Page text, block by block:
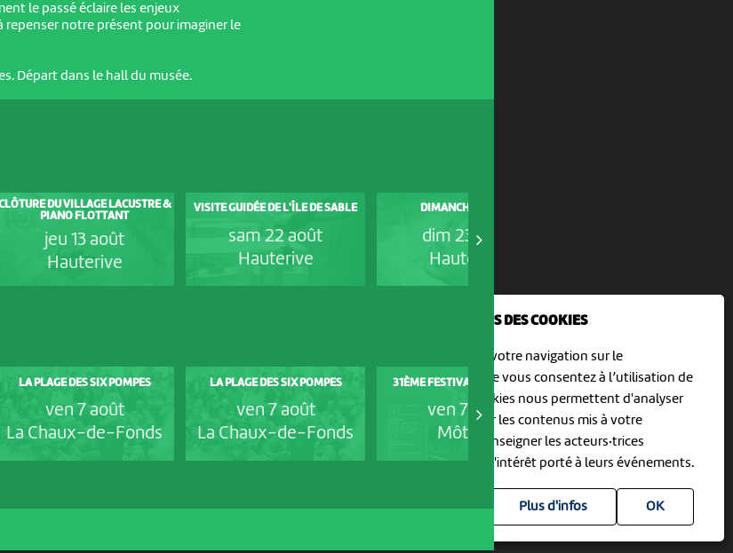
NOUS UTILISONS DES COOKIES
En poursuivant votre navigation sur le
culturoscoPe site vous consentez à l’utilisation de
cookies. Les cookies nous permettent d'analyser
le trafic, d’affiner les contenus mis à votre
disposition et renseigner les acteurs·trices
culturel·le·s sur l'intérêt porté à leurs événements.
Plus d'infos
le passé éclaire les enjeux
repenser notre présent pour imaginer le
Départ dans le hall du musée.
DU VILLAGE LACUSTRE &
PIANO FLOTTANT
jeu 13 août
Hauterive
VISITE GUIDÉE DE L'ÎLE DE SABLE
sam 22 août
Hauterive
DIMANCHE MALIN
dim 23 août
Hauterive
LA PLAGE DES SIX POMPES
ven 7 août
La Chaux-de-Fonds
LA PLAGE DES SIX POMPES
ven 7 août
La Chaux-de-Fonds
31ÈME FESTIVAL HORS TRIBU
ven 7 août
Môtiers
EZU SCÈNES DE VIE
ven 7 août
Vicques